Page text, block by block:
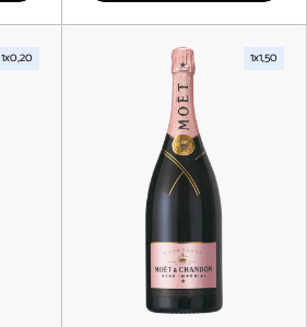
1x0,20 1x1,50